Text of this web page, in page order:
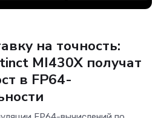
на точность:
MI430X получат
в FP64-